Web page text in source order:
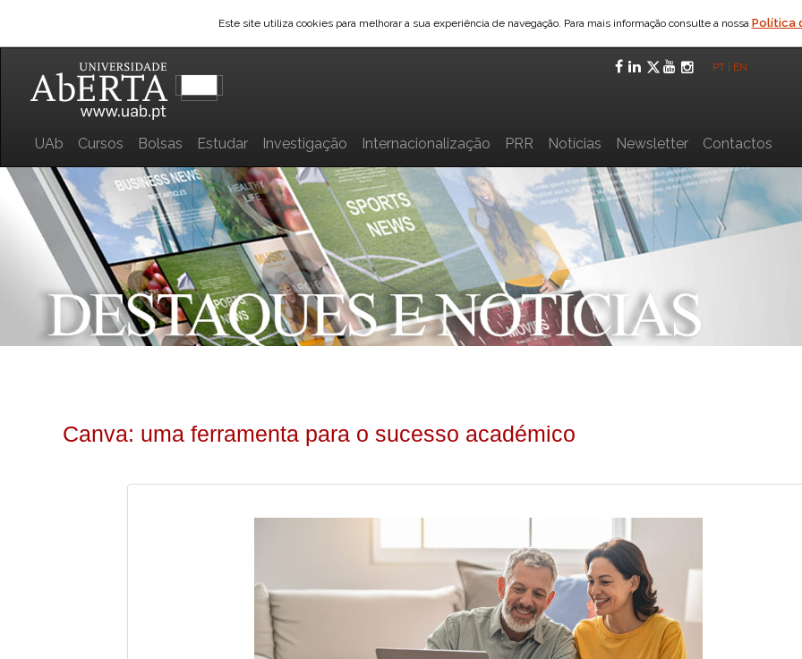
Este site utiliza cookies para melhorar a sua experiência de navegação. Para mais informação consulte a nossa Política
Facebook
LinkedIn
Twitter
YouTube
PT EN
UAb Cursos Bolsas Estudar Investigação Internacionalização PRR Notícias Newsletter Contactos
Canva: uma ferramenta para o sucesso académico